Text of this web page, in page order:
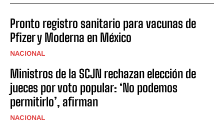
Pronto registro sanitario para vacunas de
Pfizer y Moderna en México
NACIONAL
Ministros de la SCJN rechazan elección de
jueces por voto popular: ‘No podemos
permitirlo’, afirman
NACIONAL